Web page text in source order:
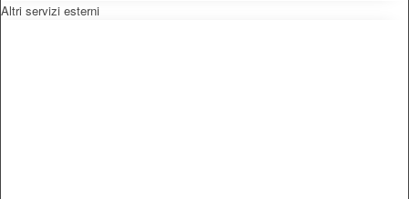
Altri servizi esterni